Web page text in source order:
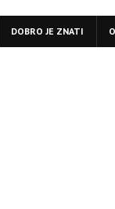
DOBRO JE ZNATI